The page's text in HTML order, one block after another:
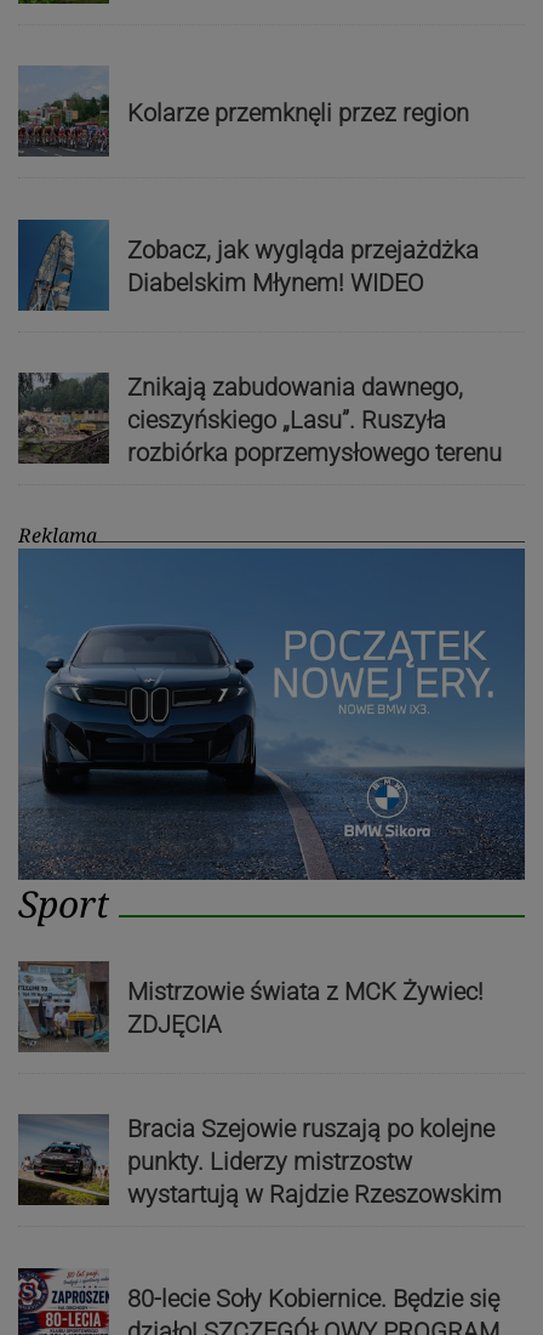
Kolarze przemknęli przez region
Zobacz, jak wygląda przejażdżka
Diabelskim Młynem! WIDEO
Znikają zabudowania dawnego,
cieszyńskiego „Lasu”. Ruszyła
rozbiórka poprzemysłowego terenu
Reklama
Sport
Mistrzowie świata z MCK Żywiec!
ZDJĘCIA
Bracia Szejowie ruszają po kolejne
punkty. Liderzy mistrzostw
wystartują w Rajdzie Rzeszowskim
80-lecie Soły Kobiernice. Będzie się